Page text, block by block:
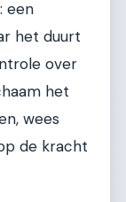
een
het duurt
over
het
wees
de kracht